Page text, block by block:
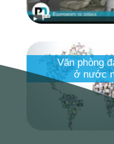
Văn phòng
ở nước
Carte
internationaux